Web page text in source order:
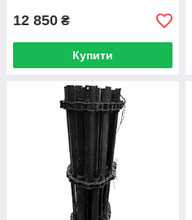
12 850 ₴
Купити